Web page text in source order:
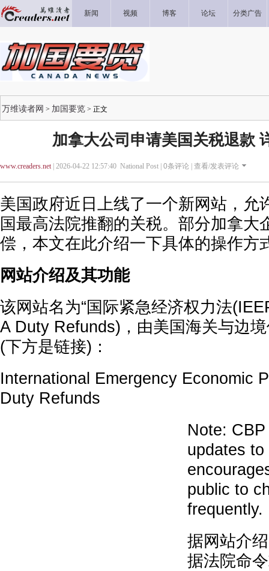
新闻 视频 博客 论坛 分类广告
万维读者网 > 加国要览 > 正文
加拿大公司申请美国关税退款
www.creaders.net| 2026-04-22 12:57:40 National Post | 0条评论 | 查看/发表评论
美国政府近日上线了一个新网站，允
国最高法院推翻的关税。部分加拿大
偿，本文在此介绍一下具体的操作方
网站介绍及其功能
该网站名为“国际紧急经济权力法
A Duty Refunds)，由美国海关与边
(下方是链接)：
International Emergency Economic
Duty Refunds
Note:
updates
public to
frequently.
据网站介
据法院命